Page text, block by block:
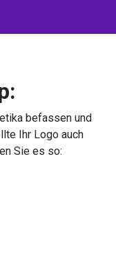
befassen und
Ihr Logo auch
Sie es so: